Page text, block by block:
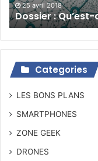
25 avril 2018
Dossier :
Categories
LES BONS PLANS
SMARTPHONES
ZONE GEEK
DRONES